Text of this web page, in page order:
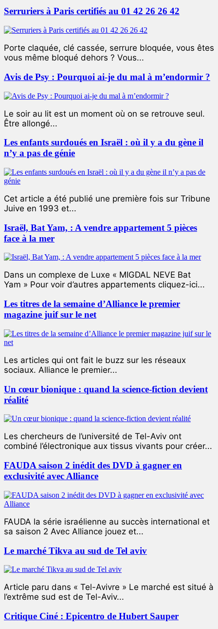
Serruriers à Paris certifiés au 01 42 26 26 42
Porte claquée, clé cassée, serrure bloquée, vous êtes
vous même bloqué dehors ? Vous...
Avis de Psy : Pourquoi ai-je du mal à m’endormir ?
Le soir au lit est un moment où on se retrouve seul.
Être allongé...
Les enfants surdoués en Israël : où il y a du gène il
n’y a pas de génie
Cet article a été publié une première fois sur Tribune
Juive en 1993 et...
Israël, Bat Yam, : A vendre appartement 5 pièces
face à la mer
Dans un complexe de Luxe « MIGDAL NEVE Bat
Yam » Pour voir d’autres appartements cliquez-ici...
Les titres de la semaine d’Alliance le premier
magazine juif sur le net
Les articles qui ont fait le buzz sur les réseaux
sociaux. Alliance le premier...
Un cœur bionique : quand la science-fiction devient
réalité
Les chercheurs de l’université de Tel-Aviv ont
combiné l’électronique aux tissus vivants pour créer...
FAUDA saison 2 inédit des DVD à gagner en
exclusivité avec Alliance
FAUDA la série israélienne au succès international et
sa saison 2 Avec Alliance jouez et...
Le marché Tikva au sud de Tel aviv
Article paru dans « Tel-Avivre » Le marché est situé à
l’extrême sud est de Tel-Aviv...
Critique Ciné : Epicentro de Hubert Sauper